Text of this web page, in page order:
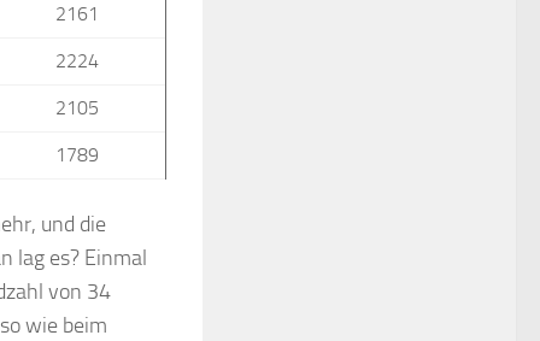
2161
2224
2105
1789
und die
lag es? Einmal
von 34
wie beim